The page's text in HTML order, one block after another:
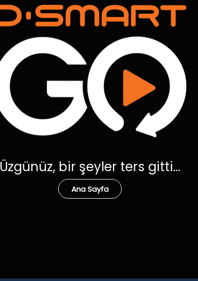
Üzgünüz, bir şeyler ters gitti...
Ana Sayfa